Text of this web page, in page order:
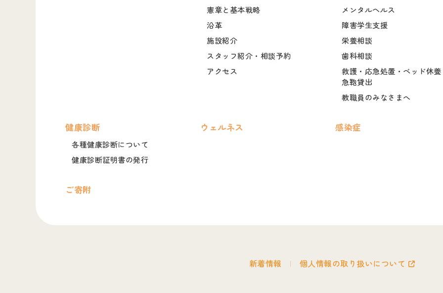
憲章と基本戦略
沿革
施設紹介
スタッフ紹介・相談予約
アクセス
メンタルヘルス
障害学生支援
栄養相談
歯科相談
救護・応急処置・ベッド休
急鞄貸出
教職員のみなさまへ
健康診断
各種健康診断について
健康診断証明書の発行
ウェルネス 感染症
ご寄附
新着情報 個人情報の取り扱いについて